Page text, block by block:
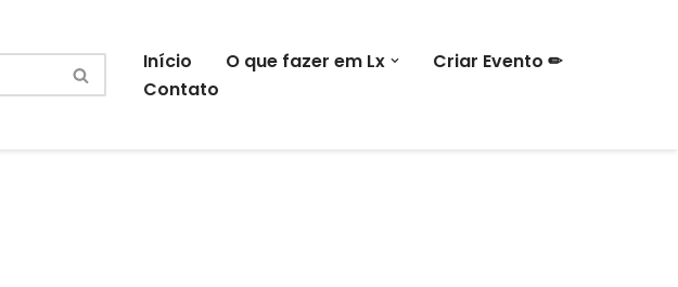
Início O que fazer em Lx
Criar Evento ✏
Contato